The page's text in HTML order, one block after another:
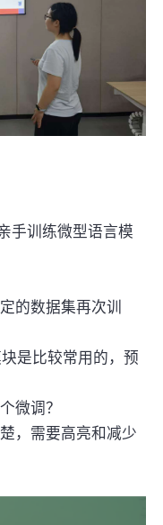
手训练微型语言模
的数据集再次训
是比较常用的，预
微调？
，需要高亮和减少